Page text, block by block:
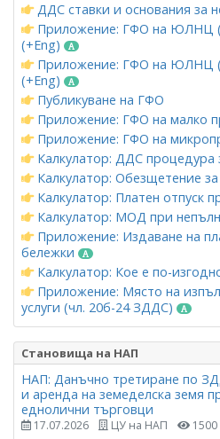
ДДС ставки и основания за
Приложение: ГФО на ЮЛНЦ
(+Eng)
Приложение: ГФО на ЮЛНЦ
(+Eng)
Публикуване на ГФО
Приложение: ГФО на малко
Приложение: ГФО на
Калкулатор: ДДС процедура
Калкулатор: Обезщетение
Калкулатор: Платен отпуск
Калкулатор: МОД при
Приложение: Издаване на
бележки
Калкулатор: Кое е по-
Приложение: Място на
услуги (чл. 20б-24 ЗДДС)
Становища на НАП
НАП: Данъчно третиране по
и аренда на земеделска земя
еднолични търговци
17.07.2026 ЦУ на НАП 1500